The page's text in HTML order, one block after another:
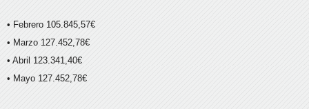
• Febrero 105.845,57€
• Marzo 127.452,78€
• Abril 123.341,40€
• Mayo 127.452,78€